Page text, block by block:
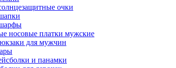
очки
носовые платки мужские
для мужчин
и панамки